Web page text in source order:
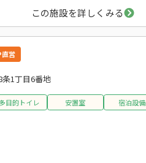
この施設を詳しくみる
営
1丁目6番地
目的トイレ 安置室 宿泊設備